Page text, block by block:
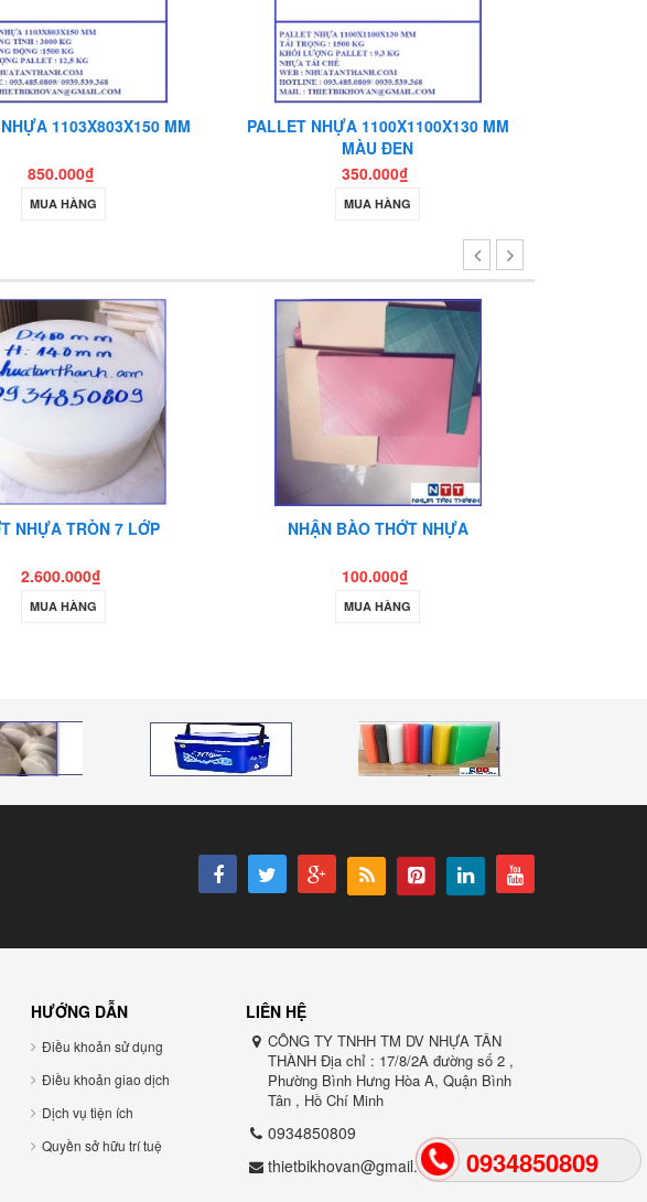
1103X803X150 MM
850.000₫
MUA HÀNG
PALLET NHỰA 1100X1100X130 MM
MÀU ĐEN
350.000₫
MUA HÀNG
NHỰA TRÒN 7 LỚP
2.600.000₫
MUA HÀNG
NHẬN BÀO THỚT NHỰA
100.000₫
MUA HÀNG
HƯỚNG DẪN
Điều khoản sử dụng
Điều khoản giao dịch
Dịch vụ tiện ích
Quyền sở hữu trí tuệ
LIÊN HỆ
CÔNG TY TNHH TM DV NHỰA TÂN
THÀNH Địa chỉ : 17/8/2A đường số 2 ,
Phường Bình Hưng Hòa A, Quận Bình
Tân , Hồ Chí Minh
0934850809
thietbikhovan@gmail.com
0934850809